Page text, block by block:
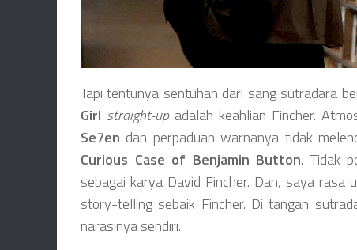
Tapi tentunya sentuhan dari sang sutradara
Girl straight-upadalah keahlian Fincher.
Se7en dan perpaduan warnanya tidak
Curious Case of Benjamin Button. Tidak
sebagai karya David Fincher. Dan, saya
story-telling sebaik Fincher. Di tangan
narasinya sendiri.